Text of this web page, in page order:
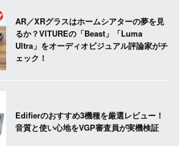
AR／XRグラスはホームシアターの夢を見
るか？VITUREの「Beast」「Luma
Ultra」をオーディオビジュアル評論家がチ
ェック！
Edifierのおすすめ3機種を厳選レビュー！
音質と使い心地をVGP審査員が実機検証